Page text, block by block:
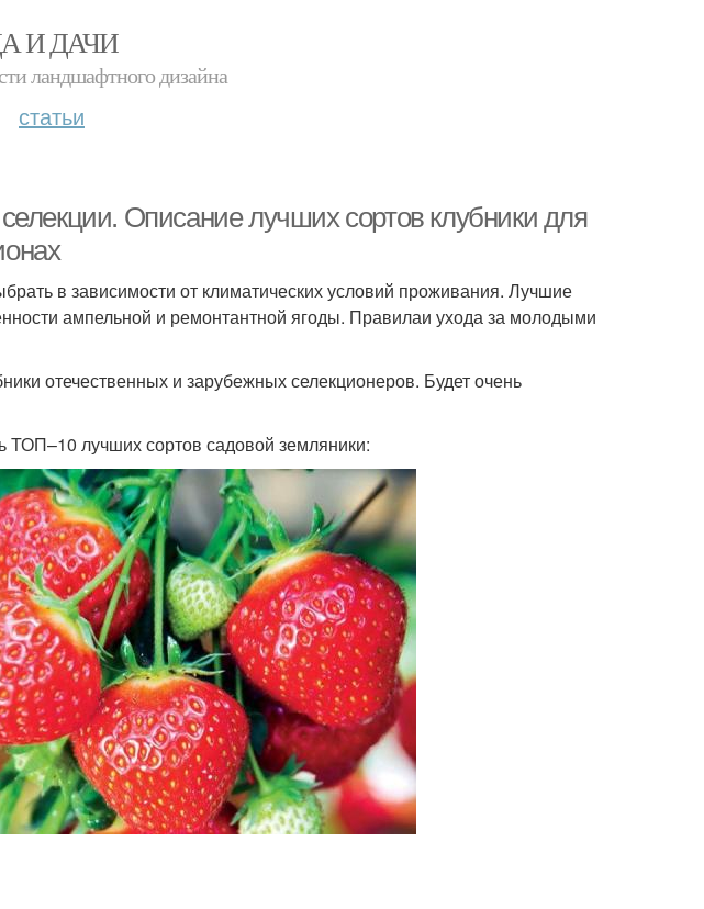
И ДАЧИ
ландшафтного дизайна
статьи
Описание лучших сортов клубники для
в зависимости от климатических условий проживания. Лучшие
ампельной и ремонтантной ягоды. Правилаи ухода за молодыми
отечественных и зарубежных селекционеров. Будет очень
ТОП–10 лучших сортов садовой земляники: